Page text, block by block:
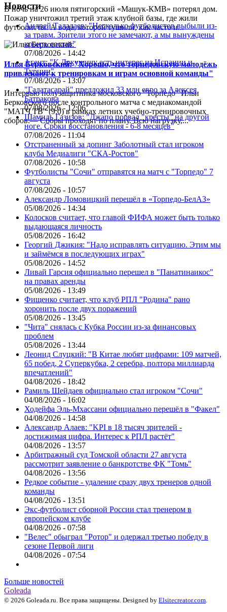
В ночь на 26 июля пятигорский «Машук-КМВ» потерял дом.
Пожар уничтожил третий этаж клубной базы, где жили
футболисты. А вода, которой тушили, как часто и...
Илья Берковский: "Хорошо, что торпедовскую молодёжь
привлекают к тренировкам и играм основной команды"
Интервью полузащитника московского "Торпедо" Ильи
Берковского после контрольного матча с медиакомандой
"МАТЧ ТВ" (9:0) в рамках летних учебно-тренировочных
сборов.— Сборы проходят по плану. Всю нагрузку,...
Новости
Андрей Талалаев: "Несколько футболистов выбыли из-
за травм. Зрители этого не замечают, а мы вынуждены
кроить состав"
07/08/2026 - 14:42
Агент: "К Дркушичу есть интерес из Испании и
Турции"
07/08/2026 - 13:07
"Галатасарай" предложил 33 млн евро за Алексея
Батракова
07/08/2026 - 12:06
Шамиль Газизов: "Джапо порвал "кресты" на другой
ноге. Сроки восстановления - 6-8 месяцев"
07/08/2026 - 11:04
Отстраненный за допинг Заболотный стал игроком
клуба Медиалиги "СКА-Ростов"
07/08/2026 - 10:58
Футболисты "Сочи" отправятся на матч с "Торпедо" 7
августа
07/08/2026 - 10:57
Александр Ломовицкий перешёл в «Торпедо-БелАЗ»
05/08/2026 - 14:34
Колосков считает, что главой ФИФА может быть только
выдающаяся личность
05/08/2026 - 16:42
Георгий Джикия: "Надо исправлять ситуацию. Этим мы
и займёмся в последующих играх"
05/08/2026 - 14:52
Ливай Гарсия официально перешел в "Панатинаикос"
на правах аренды
05/08/2026 - 13:49
Фищенко считает, что клуб РПЛ "Родина" рано
хоронить после двух поражений
05/08/2026 - 13:45
"Чита" снялась с Кубка России из-за финансовых
проблем
05/08/2026 - 13:44
Леонид Слуцкий: "В Китае любят цифрами: 109 матчей,
65 побед, 2 Суперкубка, 2 серебра, полтора миллиарда
впечатлений"
04/08/2026 - 18:42
Рамиль Шейдаев официально стал игроком "Сочи"
04/08/2026 - 16:02
Ходейфа Эль-Мхассани официально перешёл в "Факел"
04/08/2026 - 14:58
Александр Алаев: "KPI в 18 тысяч зрителей -
достижимая цифра. Интерес к РПЛ растёт"
04/08/2026 - 13:57
Арбитражный суд Томской области 27 августа
рассмотрит заявление о банкротстве ФК "Томь"
04/08/2026 - 13:56
Редкое событие - удаление сразу двух тренеров одной
команды
04/08/2026 - 13:51
Экс-футболист сборной России стал тренером в
европейском клубе
04/08/2026 - 07:58
"Велес" обыграл "Ротор" и одержал третью победу в
сезоне Первой лиги
04/08/2026 - 07:54
Больше новостей
Goleada
© 2026 Goleada.ru. Все права защищены. Designed by Elsitecreator.com